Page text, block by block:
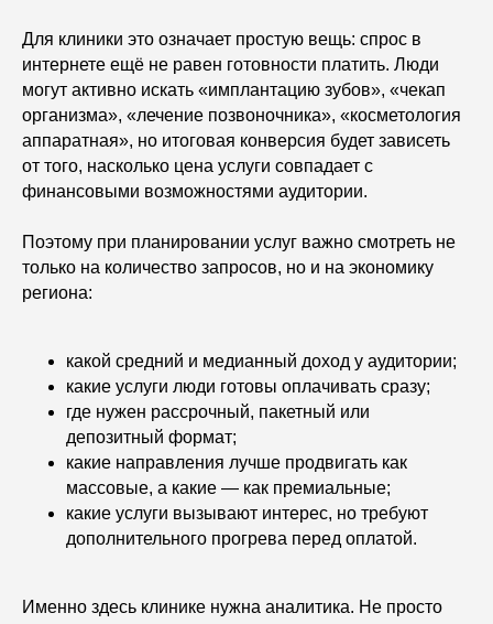
Для клиники это означает простую вещь: спрос в
интернете ещё не равен готовности платить. Люди
могут активно искать «имплантацию зубов», «чекап
организма», «лечение позвоночника», «косметология
аппаратная», но итоговая конверсия будет зависеть
от того, насколько цена услуги совпадает с
финансовыми возможностями аудитории.
Поэтому при планировании услуг важно смотреть не
только на количество запросов, но и на экономику
региона:
какой средний и медианный доход у аудитории;
какие услуги люди готовы оплачивать сразу;
где нужен рассрочный, пакетный или
депозитный формат;
какие направления лучше продвигать как
массовые, а какие — как премиальные;
какие услуги вызывают интерес, но требуют
дополнительного прогрева перед оплатой.
Именно здесь клинике нужна аналитика. Не просто